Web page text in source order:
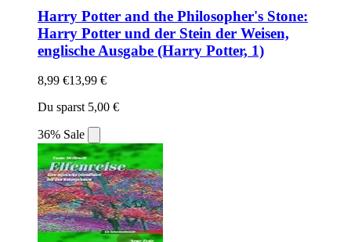
Harry Potter and the Philosopher's Stone:
Harry Potter und der Stein der Weisen,
englische Ausgabe (Harry Potter, 1)
8,99 €13,99 €
Du sparst 5,00 €
36% Sale